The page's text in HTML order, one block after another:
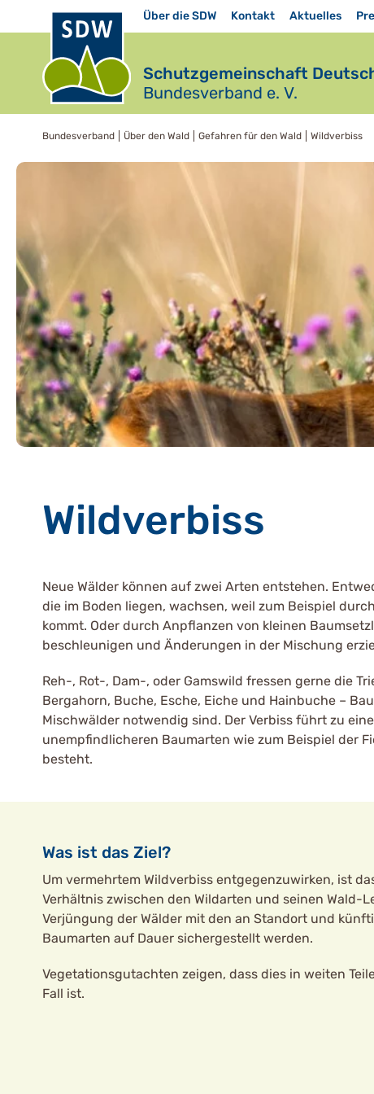
Über die SDW Kontakt Aktuelles
Schutzgemeinschaft
Bundesverband e. V.
Bundesverband Über den Wald Gefahren für den Wald Wildverbiss
Wildverbiss
Neue Wälder können auf zwei Arten entstehen.
die im Boden liegen, wachsen, weil zum Beispiel
kommt. Oder durch Anpflanzen von kleinen
beschleunigen und Änderungen in der Mischung
Reh-, Rot-, Dam-, oder Gamswild fressen gerne die
Bergahorn, Buche, Esche, Eiche und Hainbuche –
Mischwälder notwendig sind. Der Verbiss führt zu
unempfindlicheren Baumarten wie zum Beispiel der
besteht.
Was ist das Ziel?
Um vermehrtem Wildverbiss entgegenzuwirken, ist
Verhältnis zwischen den Wildarten und seinen Wald-
Verjüngung der Wälder mit den an Standort und
Baumarten auf Dauer sichergestellt werden.
Vegetationsgutachten zeigen, dass dies in weiten
Fall ist.